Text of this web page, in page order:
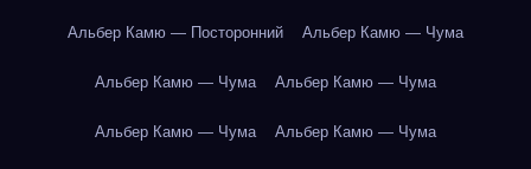
Альбер Камю — Посторонний Альбер Камю — Чума
Альбер Камю — Чума Альбер Камю — Чума
Альбер Камю — Чума Альбер Камю — Чума